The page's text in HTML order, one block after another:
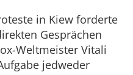
in Kiew forderte
Gesprächen
Weltmeister Vitali
jedweder